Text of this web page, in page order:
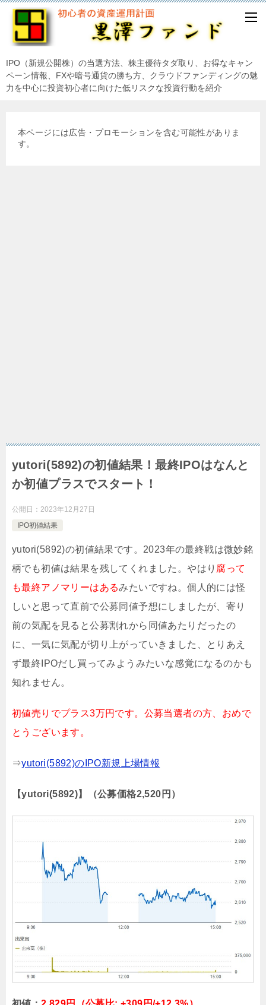
IPO（新規公開株）の当選方法、株主優待タダ取り、お得なキャン
ペーン情報、FXや暗号通貨の勝ち方、クラウドファンディングの魅
力を中心に投資初心者に向けた低リスクな投資行動を紹介
本ページには広告・プロモーションを含む可能性がありま
す。
yutori(5892)の初値結果！最終IPOはなんと
か初値プラスでスタート！
公開日： 2023年12月27日
IPO初値結果
yutori(5892)の初値結果です。2023年の最終戦は微妙銘
柄でも初値は結果を残してくれました。やはり 腐って
も最終アノマリーはあるみたいですね。個人的には怪
しいと思って直前で公募同値予想にしましたが、寄り
前の気配を見ると公募割れから同値あたりだったの
に、一気に気配が切り上がっていきました、とりあえ
ず最終IPOだし買ってみようみたいな感覚になるのかも
知れません。
初値売りでプラス3万円です。公募当選者の方、おめで
とうございます。
⇒yutori(5892)のIPO新規上場情報
【yutori(5892)】（公募価格2,520円）